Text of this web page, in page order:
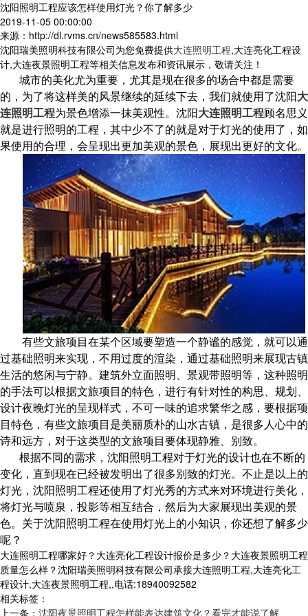
沈阳照明工程应该怎样使用灯光？你了解多少
2019-11-05 00:00:00
来源：http://dl.rvms.cn/news585583.html
沈阳瑞美照明科技有限公司为您免费提供大连照明工程,大连亮化工程设
计,大连夜景照明工程等相关信息发布和资讯展示，敬请关注！
城市的美化尤为重要，尤其是现在很多的场合中都是需要
的，为了将这样美的风景继续的延续下去，我们就使用了沈阳大
连照明工程为景色增添一抹美观性。沈阳大连照明工程顾名思义
就是进行照明的工程，其中少不了的就是对于灯光的使用了，如
果使用的合理，会呈现出更加美观的景色，展现出更好的文化。
有些文旅项目在某个区域要塑造一个静谧的感觉，就可以通
过基础照明来实现，不用过度的渲染，通过基础照明来展现古镇
生活的悠闲与宁静。建筑外立面照明、景观带照明等，这种照明
的手法可以根据文旅项目的特色，进行有针对性的构思、规划、
设计夜晚灯光的呈现样式，不可一味的追求繁华之感，要根据项
目特色，有些文旅项目是美丽质朴的山水古镇，是很多人心中的
诗和远方，对于这类型的文旅项目要体现静雅、别致。
根据不同的需求，沈阳照明工程对于灯光的设计也在不断的
变化，直到现在已经被发明出了很多别致的灯光。不止是以上的
灯光，沈阳照明工程还使用了灯光秀的方式来对环境进行美化，
将灯光与喷泉，投影等相互结合，然后为大家展现出美观的景
色。关于沈阳照明工程在使用灯光上的小知识，你还想了解多少
呢？
大连照明工程哪家好？大连亮化工程设计报价是多少？大连夜景照明工程
质量怎么样？沈阳瑞美照明科技有限公司承接大连照明工程,大连亮化工
程设计,大连夜景照明工程,,电话:18940092582
相关标签：
上一条： 沈阳夜景照明工程怎样能表达建筑文化？看完才能说了解